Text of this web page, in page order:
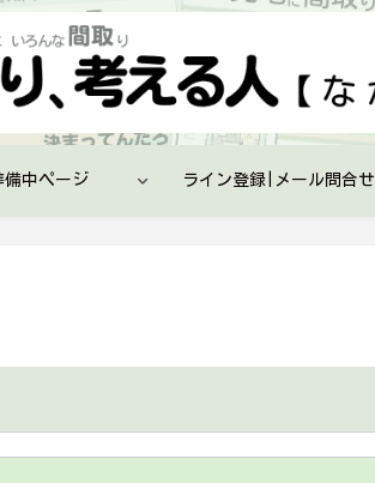
備中ページ ライン登録|メール問合せ